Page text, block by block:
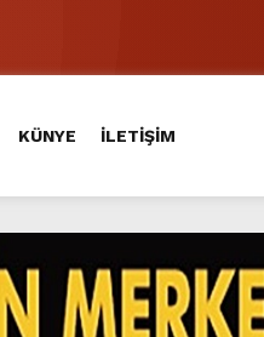
KÜNYE İLETİŞİM